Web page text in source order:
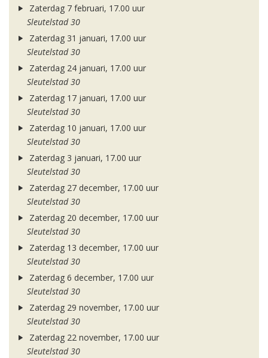
Zaterdag 7 februari, 17.00 uur
Sleutelstad 30
Zaterdag 31 januari, 17.00 uur
Sleutelstad 30
Zaterdag 24 januari, 17.00 uur
Sleutelstad 30
Zaterdag 17 januari, 17.00 uur
Sleutelstad 30
Zaterdag 10 januari, 17.00 uur
Sleutelstad 30
Zaterdag 3 januari, 17.00 uur
Sleutelstad 30
Zaterdag 27 december, 17.00 uur
Sleutelstad 30
Zaterdag 20 december, 17.00 uur
Sleutelstad 30
Zaterdag 13 december, 17.00 uur
Sleutelstad 30
Zaterdag 6 december, 17.00 uur
Sleutelstad 30
Zaterdag 29 november, 17.00 uur
Sleutelstad 30
Zaterdag 22 november, 17.00 uur
Sleutelstad 30